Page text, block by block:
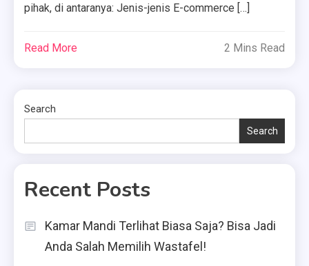
pihak, di antaranya: Jenis-jenis E-commerce […]
Read More 2 Mins Read
Search
Search
Recent Posts
Kamar Mandi Terlihat Biasa Saja? Bisa Jadi
Anda Salah Memilih Wastafel!